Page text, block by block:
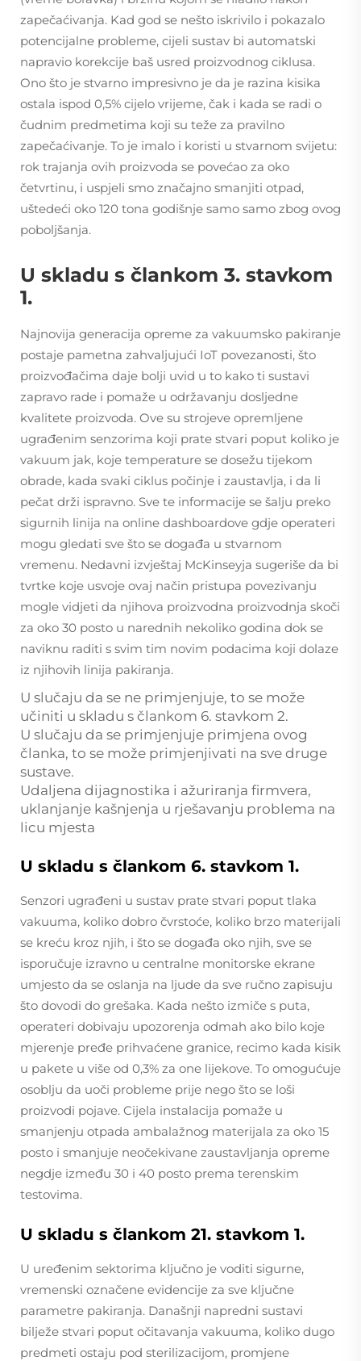
zapečaćivanja. Kad god se nešto iskrivilo i pokazalo
potencijalne probleme, cijeli sustav bi automatski
napravio korekcije baš usred proizvodnog ciklusa.
Ono što je stvarno impresivno je da je razina kisika
ostala ispod 0,5% cijelo vrijeme, čak i kada se radi o
čudnim predmetima koji su teže za pravilno
zapečaćivanje. To je imalo i koristi u stvarnom svijetu:
rok trajanja ovih proizvoda se povećao za oko
četvrtinu, i uspjeli smo značajno smanjiti otpad,
uštedeći oko 120 tona godišnje samo samo zbog ovog
poboljšanja.
U skladu s člankom 3. stavkom
1.
Najnovija generacija opreme za vakuumsko pakiranje
postaje pametna zahvaljujući IoT povezanosti, što
proizvođačima daje bolji uvid u to kako ti sustavi
zapravo rade i pomaže u održavanju dosljedne
kvalitete proizvoda. Ove su strojeve opremljene
ugrađenim senzorima koji prate stvari poput koliko je
vakuum jak, koje temperature se dosežu tijekom
obrade, kada svaki ciklus počinje i zaustavlja, i da li
pečat drži ispravno. Sve te informacije se šalju preko
sigurnih linija na online dashboardove gdje operateri
mogu gledati sve što se događa u stvarnom
vremenu. Nedavni izvještaj McKinseyja sugeriše da bi
tvrtke koje usvoje ovaj način pristupa povezivanju
mogle vidjeti da njihova proizvodna proizvodnja skoči
za oko 30 posto u narednih nekoliko godina dok se
naviknu raditi s svim tim novim podacima koji dolaze
iz njihovih linija pakiranja.
U slučaju da se ne primjenjuje, to se može
učiniti u skladu s člankom 6. stavkom 2.
U slučaju da se primjenjuje primjena ovog
članka, to se može primjenjivati na sve druge
sustave.
Udaljena dijagnostika i ažuriranja firmvera,
uklanjanje kašnjenja u rješavanju problema na
licu mjesta
U skladu s člankom 6. stavkom 1.
Senzori ugrađeni u sustav prate stvari poput tlaka
vakuuma, koliko dobro čvrstoće, koliko brzo materijali
se kreću kroz njih, i što se događa oko njih, sve se
isporučuje izravno u centralne monitorske ekrane
umjesto da se oslanja na ljude da sve ručno zapisuju
što dovodi do grešaka. Kada nešto izmiče s puta,
operateri dobivaju upozorenja odmah ako bilo koje
mjerenje pređe prihvaćene granice, recimo kada kisik
u pakete u više od 0,3% za one lijekove. To omogućuje
osoblju da uoči probleme prije nego što se loši
proizvodi pojave. Cijela instalacija pomaže u
smanjenju otpada ambalažnog materijala za oko 15
posto i smanjuje neočekivane zaustavljanja opreme
negdje između 30 i 40 posto prema terenskim
testovima.
U skladu s člankom 21. stavkom 1.
U uređenim sektorima ključno je voditi sigurne,
vremenski označene evidencije za sve ključne
parametre pakiranja. Današnji napredni sustavi
bilježe stvari poput očitavanja vakuuma, koliko dugo
predmeti ostaju pod sterilizacijom, promjene